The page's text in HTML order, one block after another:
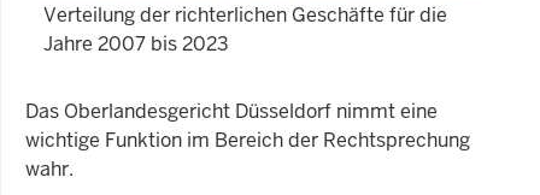
Verteilung der richterlichen Geschäfte für die
Jahre 2007 bis 2023
Das Oberlandesgericht Düsseldorf nimmt eine
wichtige Funktion im Bereich der Rechtsprechung
wahr.